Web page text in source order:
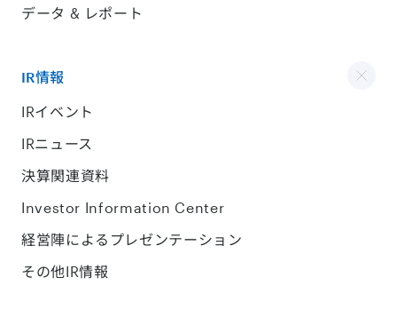
データ & レポート
IR情報
IRイベント
IRニュース
決算関連資料
Investor Information Center
経営陣によるプレゼンテーション
その他IR情報